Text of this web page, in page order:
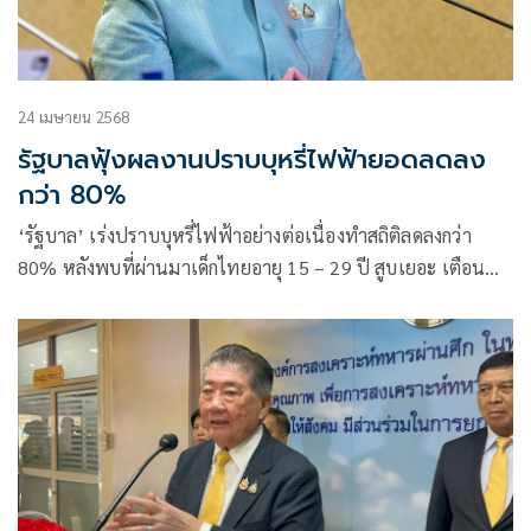
24 เมษายน 2568
รัฐบาลฟุ้งผลงานปราบบุหรี่ไฟฟ้ายอดลดลง
กว่า 80%
‘รัฐบาล’ เร่งปราบบุหรี่ไฟฟ้าอย่างต่อเนื่องทำสถิติลดลงกว่า
80% หลังพบที่ผ่านมาเด็กไทยอายุ 15 – 29 ปี สูบเยอะ เตือน
ราย